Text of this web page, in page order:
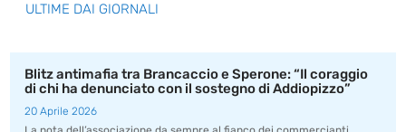
ULTIME DAI GIORNALI
Blitz antimafia tra Brancaccio e Sperone: “Il coraggio
di chi ha denunciato con il sostegno di Addiopizzo”
20 Aprile 2026